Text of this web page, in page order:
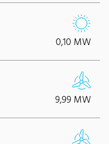
0,10 MW
9,99 MW